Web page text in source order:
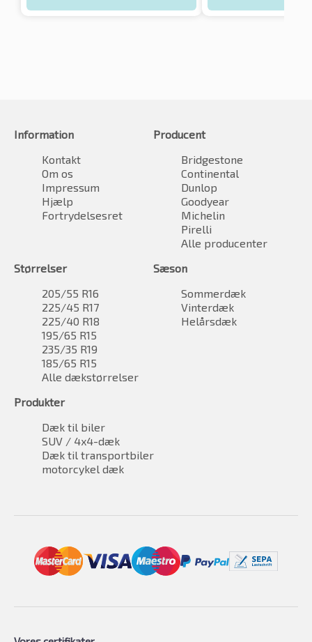
Information
Kontakt
Om os
Impressum
Hjælp
Fortrydelsesret
Producent
Bridgestone
Continental
Dunlop
Goodyear
Michelin
Pirelli
Alle producenter
Størrelser
205/55 R16
225/45 R17
225/40 R18
195/65 R15
235/35 R19
185/65 R15
Alle dækstørrelser
Sæson
Sommerdæk
Vinterdæk
Helårsdæk
Produkter
Dæk til biler
SUV / 4x4-dæk
Dæk til transportbiler
motorcykel dæk